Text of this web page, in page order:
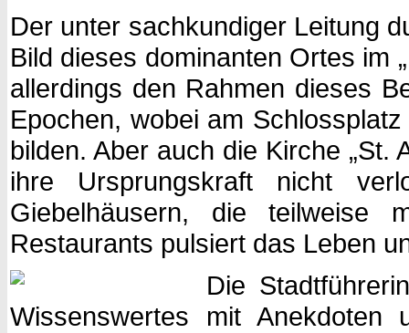
Der unter sachkundiger Leitung
Bild dieses dominanten Ortes im
allerdings den Rahmen dieses
Epochen, wobei am
bilden. Aber auch die Kirche „St.
ihre Ursprungskraft nicht
Giebelhäusern, die teilweise
Restaurants pulsiert das Leben
Die
Wissenswertes mit